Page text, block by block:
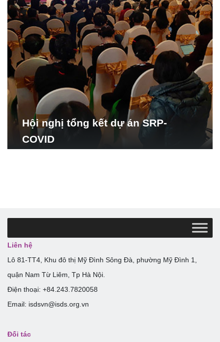
Hội nghị tổng kết dự án SRP-
COVID
Liên hệ
Lô 81-TT4, Khu đô thị Mỹ Đình Sông Đà, phường Mỹ Đình 1,
quận Nam Từ Liêm, Tp Hà Nội.
Điện thoại: +84.243.7820058
Email: isdsvn@isds.org.vn
Đối tác